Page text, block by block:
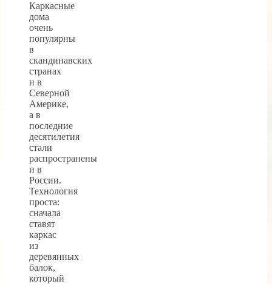
Каркасные
дома
очень
популярны
в
скандинавских
странах
и в
Северной
Америке,
а в
последние
десятилетия
стали
распространены
и в
России.
Технология
проста:
сначала
ставят
каркас
из
деревянных
балок,
который